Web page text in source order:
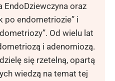
oraz
po endometriozie” i
Od wielu lat
i adenomiozą.
się rzetelną, opartą
wiedzą na temat tej